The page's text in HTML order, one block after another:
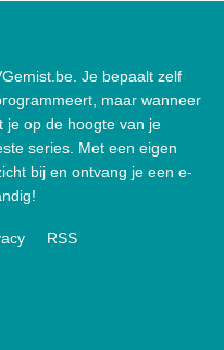
Je bepaalt zelf
maar wanneer
je op de hoogte van je
series. Met een eigen
bij en ontvang je een e-
RSS